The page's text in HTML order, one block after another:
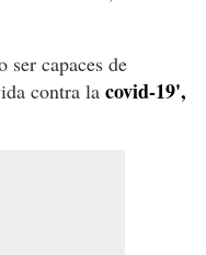
ser capaces de
contra la covid-19',